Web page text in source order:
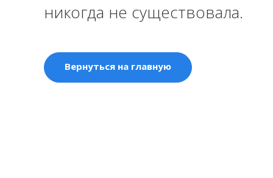
никогда не существовала.
Вернуться на главную